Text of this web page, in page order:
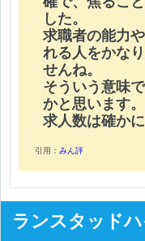
した。
求職者の能力
れる人をかな
せんね。
そういう意味
かと思います。
求人数は確か
引用：みん評
ランスタッド